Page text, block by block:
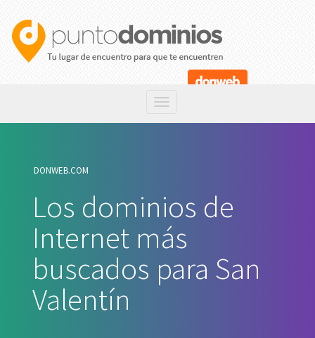
DONWEB.COM
Los dominios de
Internet más
buscados para San
Valentín